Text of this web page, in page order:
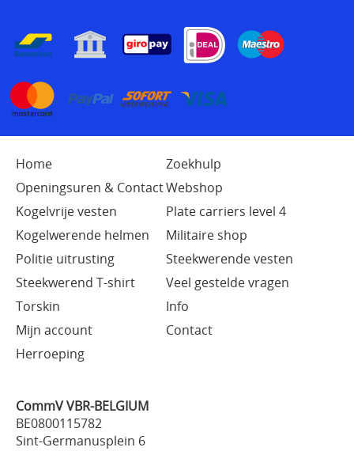
Home
Zoekhulp
Openingsuren & ContactWebshop
Kogelvrije vesten
Plate carriers level 4
Kogelwerende helmen
Militaire shop
Politie uitrusting
Steekwerende vesten
Steekwerend T-shirt
Veel gestelde vragen
Torskin
Info
Mijn account
Contact
Herroeping
CommV VBR-BELGIUM
BE0800115782
Sint-Germanusplein 6